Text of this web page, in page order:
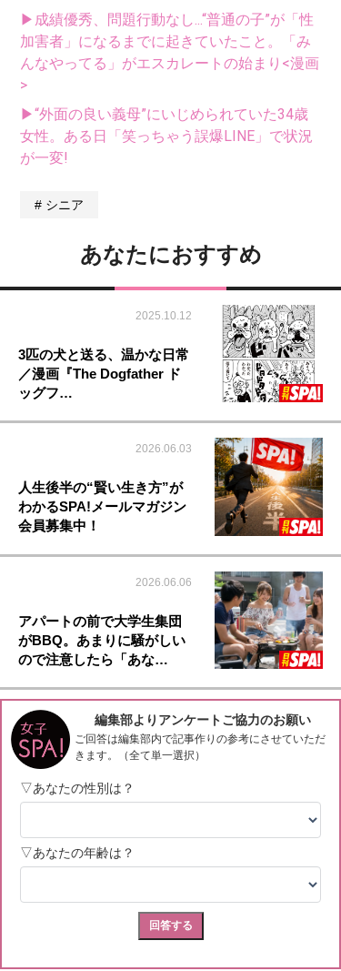
▶成績優秀、問題行動なし...“普通の子”が「性
加害者」になるまでに起きていたこと。「み
んなやってる」がエスカレートの始まり<漫画
>
▶“外面の良い義母”にいじめられていた34歳
女性。ある日「笑っちゃう誤爆LINE」で状況
が一変!
シニア
あなたにおすすめ
2025.10.12
3匹の犬と送る、温かな日常
／漫画『The Dogfather ド
ッグフ…
2026.06.03
人生後半の“賢い生き方”が
わかるSPA!メールマガジン
会員募集中！
2026.06.06
アパートの前で大学生集団
がBBQ。あまりに騒がしい
ので注意したら「あな…